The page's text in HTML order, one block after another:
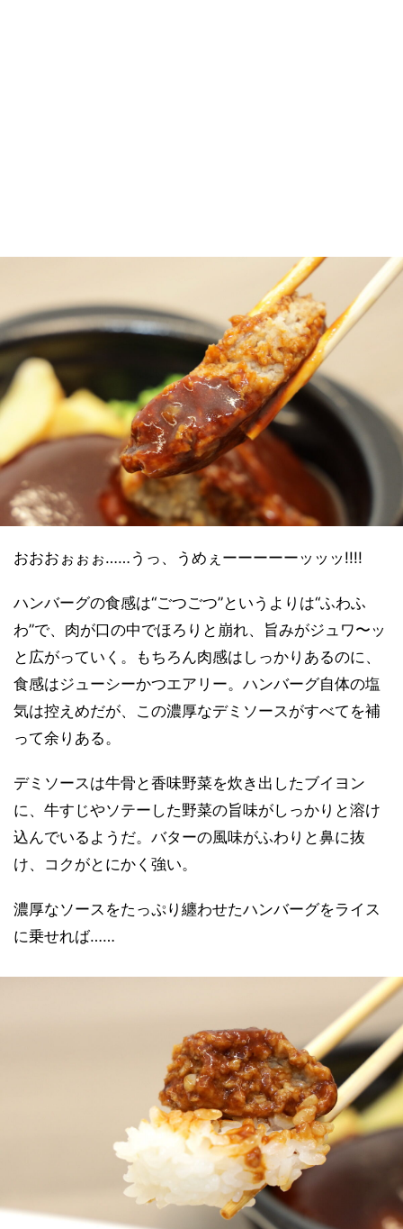
おおおぉぉぉ……うっ、うめぇーーーーーッッッ!!!!
ハンバーグの食感は“ごつごつ”というよりは“ふわふ
わ”で、肉が口の中でほろりと崩れ、旨みがジュワ〜ッ
と広がっていく。もちろん肉感はしっかりあるのに、
食感はジューシーかつエアリー。ハンバーグ自体の塩
気は控えめだが、この濃厚なデミソースがすべてを補
って余りある。
デミソースは牛骨と香味野菜を炊き出したブイヨン
に、牛すじやソテーした野菜の旨味がしっかりと溶け
込んでいるようだ。バターの風味がふわりと鼻に抜
け、コクがとにかく強い。
濃厚なソースをたっぷり纏わせたハンバーグをライス
に乗せれば……